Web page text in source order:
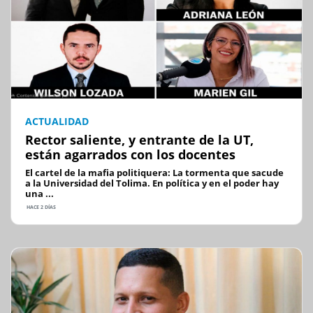
ACTUALIDAD
Rector saliente, y entrante de la UT,
están agarrados con los docentes
El cartel de la mafia politiquera: La tormenta que sacude
a la Universidad del Tolima. En política y en el poder hay
una ...
HACE 2 DÍAS